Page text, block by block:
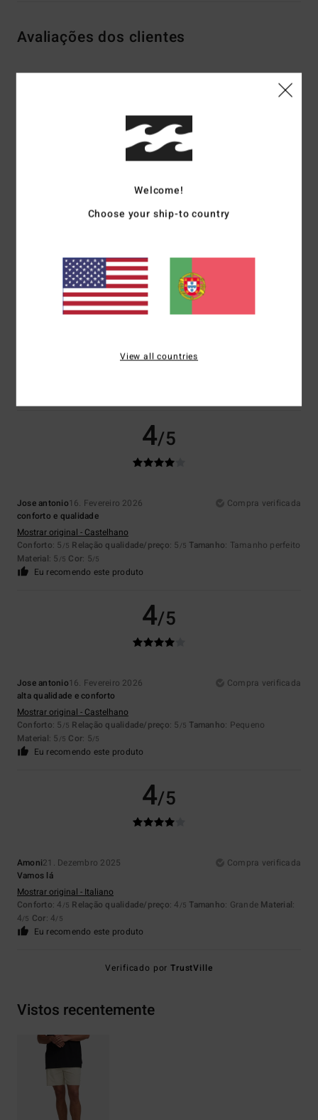
Avaliações dos clientes
4.0/5
100% dos nossos clientes recomendam este produto
Conforto
Relação qualidade/preço
Tamanho
Muito pequeno
Demasiado grande
4.7
4/5
Jose antonio16. Fevereiro 2026
Compra verificada
conforto e qualidade
Mostrar original - Castelhano
Conforto: 5 /5 Relação qualidade/preço: 5 /5 Tamanho: Tamanho perfeito
Material: 5 /5 Cor: 5/5
Eu recomendo este produto
4/5
Jose antonio16. Fevereiro 2026
Compra verificada
alta qualidade e conforto
Mostrar original - Castelhano
Conforto: 5 /5 Relação qualidade/preço: 5 /5 Tamanho: Pequeno
Material: 5 /5 Cor: 5/5
Eu recomendo este produto
4/5
Amoni21. Dezembro 2025
Compra verificada
Vamos lá
Mostrar original - Italiano
Conforto: 4 /5 Relação qualidade/preço: 4 /5 Tamanho: Grande Material:
4/5 Cor: 4/5
Eu recomendo este produto
Verificado porTrustVille
Vistos recentemente
Welcome!
Choose your ship-to country
View all countries